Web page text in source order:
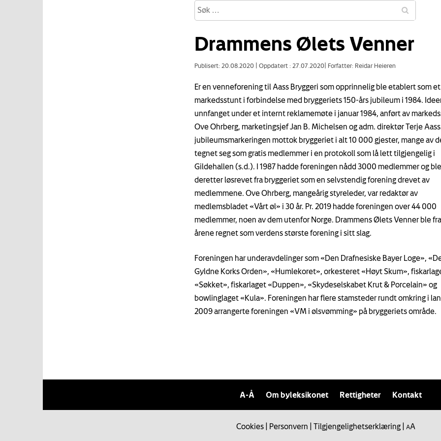
Drammens Ølets Venner
Publisert: 20.08.2020 Oppdatert : 27.07.2020 Forfatter: Reidar Heieren
Er en venneforening til Aass Bryggeri som opprinnelig ble etablert som et
markedsstunt i forbindelse med bryggeriets 150-års jubileum i 1984.
unnfanget under et internt reklamemøte i januar 1984, anført av
Ove Ohrberg, marketingsjef Jan B. Michelsen og adm. direktør Terje
jubileumsmarkeringen mottok bryggeriet i alt 10 000 gjester, mange av
tegnet seg som gratis medlemmer i en protokoll som lå lett tilgjengelig i
Gildehallen (s.d.). I 1987 hadde foreningen nådd 3000 medlemmer og ble
deretter løsrevet fra bryggeriet som en selvstendig forening drevet av
medlemmene. Ove Ohrberg, mangeårig styreleder, var redaktør av
medlemsbladet «Vårt øl» i 30 år. Pr. 2019 hadde foreningen over 44 000
medlemmer, noen av dem utenfor Norge. Drammens Ølets Venner ble
årene regnet som verdens største forening i sitt slag.
Foreningen har underavdelinger som «Den Drafnesiske Bayer Loge»,
Gyldne Korks Orden», «Humlekoret», orkesteret «Høyt Skum»,
«Søkket», fiskarlaget «Duppen», «Skydeselskabet Krut & Porcelain» og
bowlinglaget «Kula». Foreningen har flere stamsteder rundt omkring i
2009 arrangerte foreningen «VM i ølsvømming» på bryggeriets område.
A-Å Om byleksikonet Rettigheter Kontakt
Cookies Personvern Tilgjengelighetserklæring AA